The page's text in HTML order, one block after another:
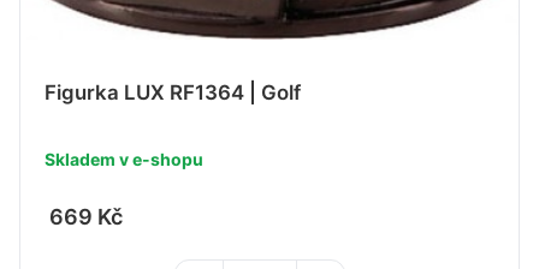
Figurka LUX RF1364 | Golf
Skladem v e-shopu
669 Kč